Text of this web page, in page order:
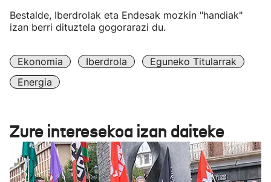
Bestalde, Iberdrolak eta Endesak mozkin "handiak"
izan berri dituztela gogorarazi du.
Ekonomia Iberdrola
Eguneko Titularrak
Energia
Zure interesekoa izan daiteke